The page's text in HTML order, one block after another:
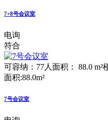
7+8号会议室
电询
符合
可容纳：77人 面积： 88.0 m²
面积:88.0m²
7号会议室